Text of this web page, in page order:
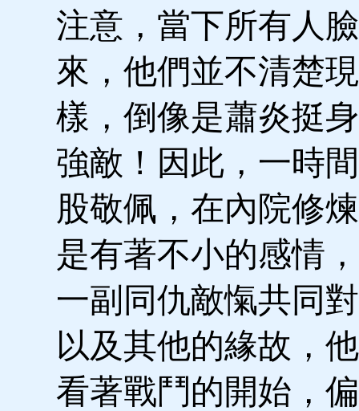
注意，當下所有人
來，他們並不清楚
樣，倒像是蕭炎挺
強敵！因此，一時
股敬佩，在內院修
是有著不小的感情
一副同仇敵愾共同
以及其他的緣故，
看著戰鬥的開始，